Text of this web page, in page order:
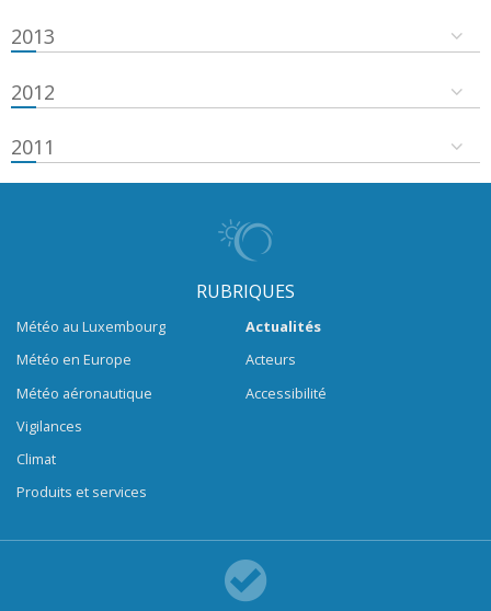
2013
2012
2011
RUBRIQUES
Météo au Luxembourg
Météo en Europe
Météo aéronautique
Vigilances
Climat
Produits et services
Actualités
Acteurs
Accessibilité